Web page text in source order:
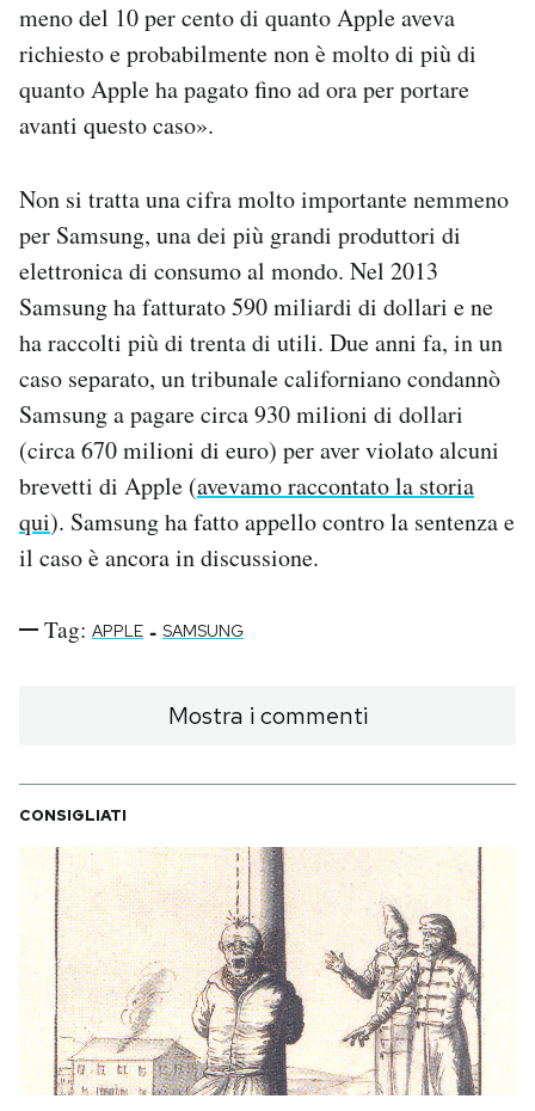
meno del 10 per cento di quanto Apple aveva
richiesto e probabilmente non è molto di più di
quanto Apple ha pagato fino ad ora per portare
avanti questo caso».
Non si tratta una cifra molto importante nemmeno
per Samsung, una dei più grandi produttori di
elettronica di consumo al mondo. Nel 2013
Samsung ha fatturato 590 miliardi di dollari e ne
ha raccolti più di trenta di utili. Due anni fa, in un
caso separato, un tribunale californiano condannò
Samsung a pagare circa 930 milioni di dollari
(circa 670 milioni di euro) per aver violato alcuni
brevetti di Apple (avevamo raccontato la storia
qui). Samsung ha fatto appello contro la sentenza e
il caso è ancora in discussione.
Tag: APPLE - SAMSUNG
Mostra i commenti
CONSIGLIATI